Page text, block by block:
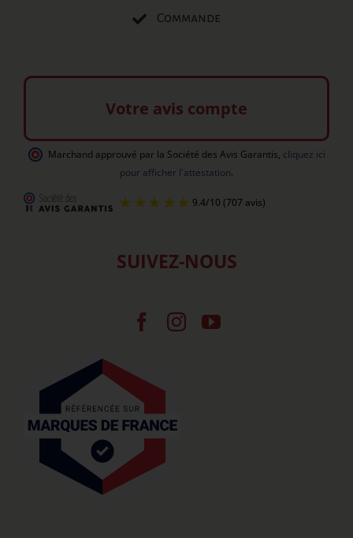
Commande
Votre avis compte
Marchand approuvé par la Société des Avis Garantis, cliquez ici
pour afficher l'attestation.
SUIVEZ-NOUS